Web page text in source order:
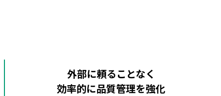
外部に頼ることなく
効率的に品質管理を強化